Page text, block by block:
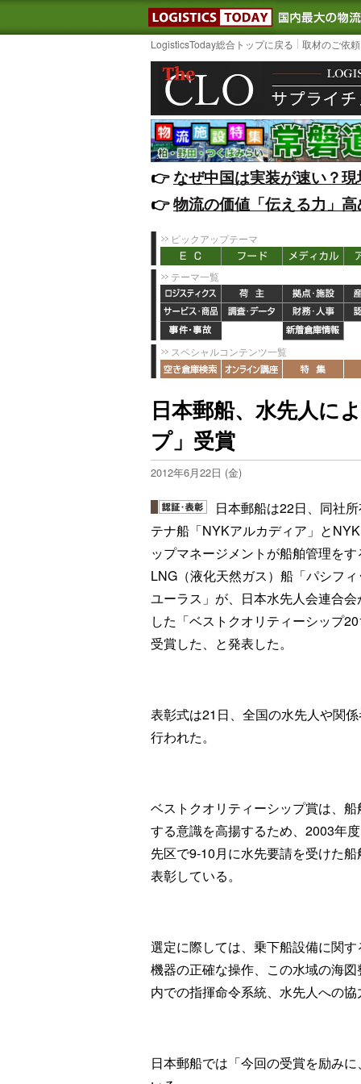
LOGISTICS
LogisticsToday総合トップに戻る 取材のご依
👉️なぜ中国は実装が速い？
👉️物流の価値「伝える力」
ピックアップテーマ
テーマ一覧
スペシャルコンテンツ一覧
日本郵船、水先人に
プ」受賞
2012年6月22日 (金)
日本郵船は22日、同社
テナ船「NYKアルカディア」と
ップマネージメントが船舶管理をす
LNG（液化天然ガス）船「パシフ
ユーラス」が、日本水先人会連合会
した「ベストクオリティーシップ
受賞した、と発表した。
表彰式は21日、全国の水先人や関
行われた。
ベストクオリティーシップ賞は、
する意識を高揚するため、2003年
先区で9-10月に水先要請を受けた
表彰している。
選定に際しては、乗下船設備に関
機器の正確な操作、この水域の海
内での指揮命令系統、水先人への
日本郵船では「今回の受賞を励み